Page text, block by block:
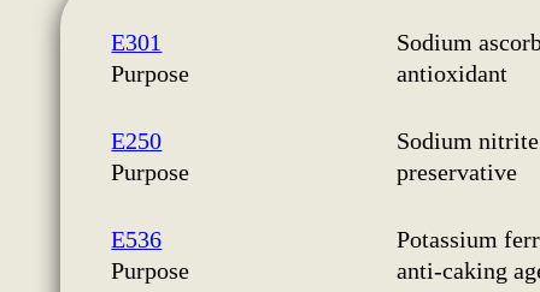
E301
Sodium
Purpose
antioxidant
E250
Sodium nitrite
Purpose
preservative
E536
Potassium
Purpose
anti-caking